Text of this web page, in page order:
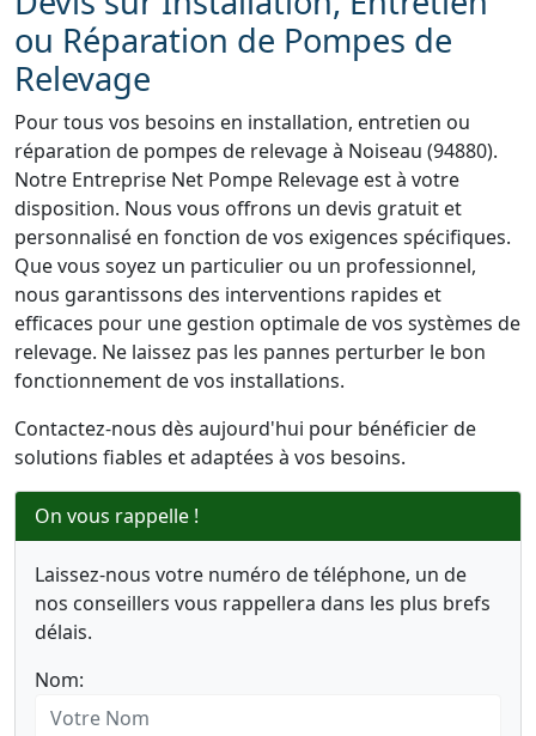
ou Réparation de Pompes de
Relevage
Pour tous vos besoins en installation, entretien ou
réparation de pompes de relevage à Noiseau (94880).
Notre Entreprise Net Pompe Relevage est à votre
disposition. Nous vous offrons un devis gratuit et
personnalisé en fonction de vos exigences spécifiques.
Que vous soyez un particulier ou un professionnel,
nous garantissons des interventions rapides et
efficaces pour une gestion optimale de vos systèmes de
relevage. Ne laissez pas les pannes perturber le bon
fonctionnement de vos installations.
Contactez-nous dès aujourd'hui pour bénéficier de
solutions fiables et adaptées à vos besoins.
On vous rappelle !
Laissez-nous votre numéro de téléphone, un de
nos conseillers vous rappellera dans les plus brefs
délais.
Nom: